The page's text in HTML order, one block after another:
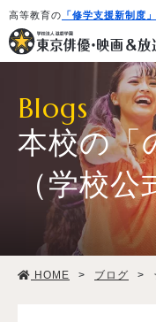
高等教育の 「修学支援新制度」
学校紹介・教育シス
Blogs
本校の「
（学校
HOME > ブログ >